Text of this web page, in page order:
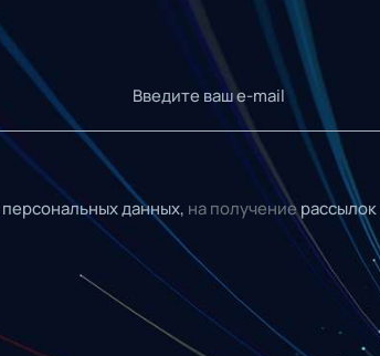
персональных данных, на получениерассылок